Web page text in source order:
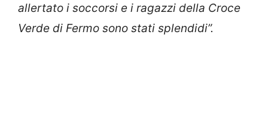
allertato i soccorsi e i ragazzi della Croce
Verde di Fermo sono stati splendidi”.